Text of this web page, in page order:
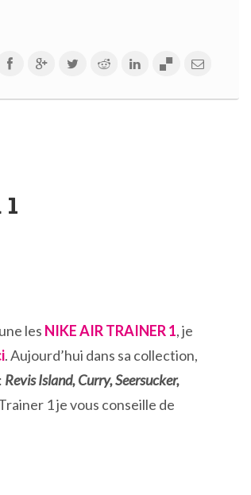
les NIKE AIR TRAINER 1, je
. Aujourd’hui dans sa collection,
Revis Island, Curry, Seersucker,
1 je vous conseille de